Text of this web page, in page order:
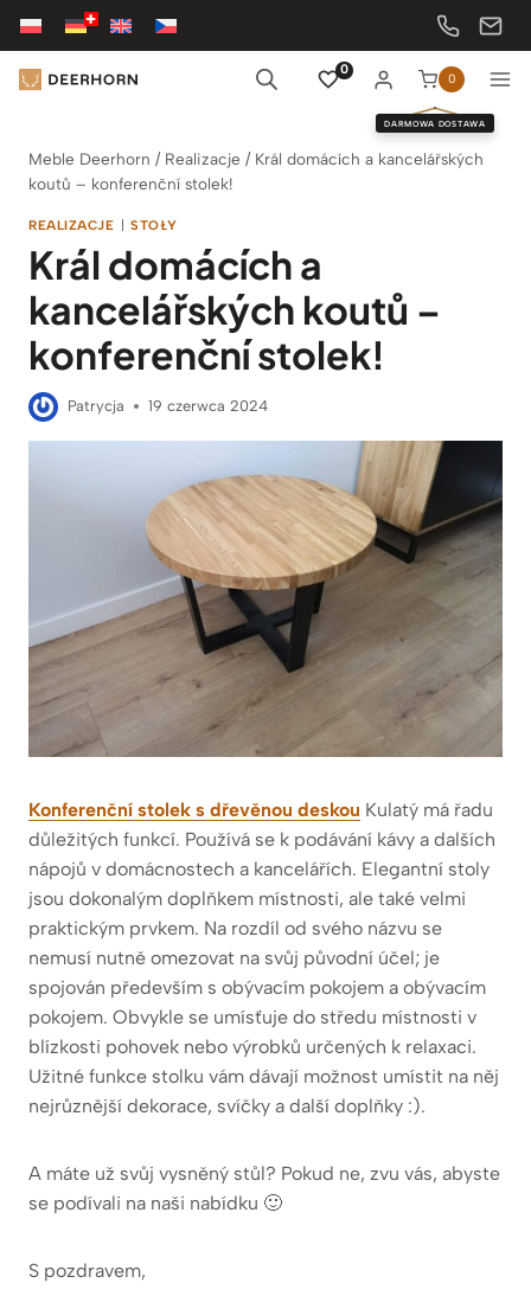
Przejdź
treści
0
0
DARMOWA DOSTAWA
Meble Deerhorn / Realizacje / Král domácích a kancelářských
koutů – konferenční stolek!
REALIZACJE | STOŁY
Král domácích a
kancelářských koutů –
konferenční stolek!
Patrycja 19 czerwca 2024
Konferenční stolek s dřevěnou deskou Kulatý má řadu
důležitých funkcí. Používá se k podávání kávy a dalších
nápojů v domácnostech a kancelářích. Elegantní stoly
jsou dokonalým doplňkem místnosti, ale také velmi
praktickým prvkem. Na rozdíl od svého názvu se
nemusí nutně omezovat na svůj původní účel; je
spojován především s obývacím pokojem a obývacím
pokojem. Obvykle se umísťuje do středu místnosti v
blízkosti pohovek nebo výrobků určených k relaxaci.
Užitné funkce stolku vám dávají možnost umístit na něj
nejrůznější dekorace, svíčky a další doplňky :).
A máte už svůj vysněný stůl? Pokud ne, zvu vás, abyste
se podívali na naši nabídku 🙂
S pozdravem,